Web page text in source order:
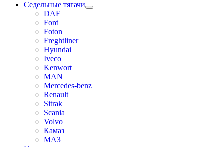
Седельные тягачи
DAF
Ford
Foton
Freghtliner
Hyundai
Iveco
Kenwort
MAN
Mercedes-benz
Renault
Sitrak
Scania
Volvo
Камаз
МАЗ